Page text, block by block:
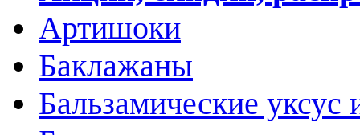
Артишоки
Баклажаны
Бальзамические уксус